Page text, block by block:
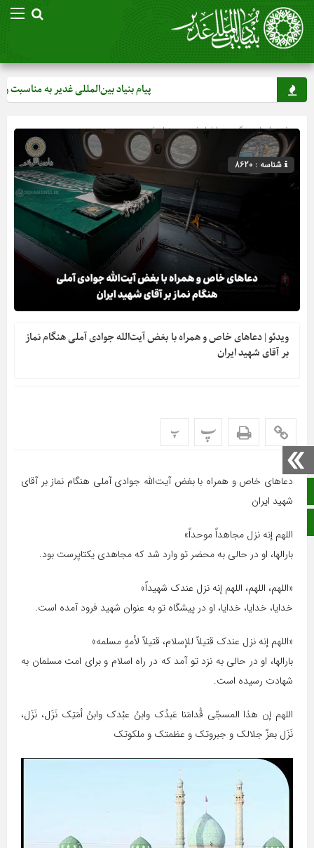
صفحه نخست
پیام بنیاد بین‌المللی غدیر به مناسبت روز
صفحه اصلی» گروه »اخبار غدیر»بنیاد غدیر
شناسه : 8620
ویدئو | دعاهای خاص و همراه با بغض آیت‌الله جوادی آملی هنگام نماز
بر آقای شهید ایران
پ پ
دعاهای خاص و همراه با بغض آیت‌الله جوادی آملی هنگام نماز بر آقای
شهید ایران
اللهم إنه نزل مجاهداً موحداً»
بارالها، او در حالی به محضر تو وارد شد که مجاهدی یکتاپرست بود.
«اللهم، اللهم، اللهم إنه نزل عندک شهیداً»
خدایا، خدایا، خدایا، او در پیشگاه تو به عنوان شهید فرود آمده است.
«اللهم إنه نزل عندک قتیلاً للإسلام، قتیلاً لأمهٍ مسلمه»
بارالها، او در حالی به نزد تو آمد که در راه اسلام و برای امت مسلمان به
شهادت رسیده است.
اللهم إن هذا المسجّی قُدامَنا عَبدُک ‌‌‌وابنُ عبْدک وابنُ أمَتِک نَزَل، نَزَل،
نَزَل بعزّ جلالک و جبروتک و عظمتک و ملکوتک
نمایشگر
ویدیو